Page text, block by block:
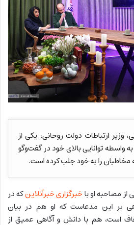
وزیر ارتباطات دولت روحانی، یکی از
واسطه توانایی بالای خود در گفت‌وگو
مخاطبان را به خود جلب کرده است.
مصاحبه او باخبرگزاری خبرآنلاینکه در
بر این مدعاست که او هم در بیان
است، هم با دانش و آگاهی عمیق از